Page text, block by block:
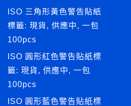
ISO 三角形黃色警告貼紙
標籤: 現貨, 供應中, 一包
100pcs
ISO 圓形紅色警告貼紙標
籤: 現貨, 供應中, 一包
100pcs
ISO 圓形藍色警告貼紙標